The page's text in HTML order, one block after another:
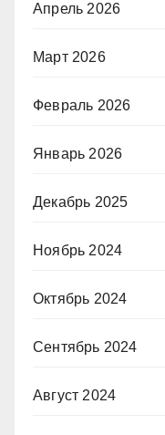
Апрель 2026
Март 2026
Февраль 2026
Январь 2026
Декабрь 2025
Ноябрь 2024
Октябрь 2024
Сентябрь 2024
Август 2024